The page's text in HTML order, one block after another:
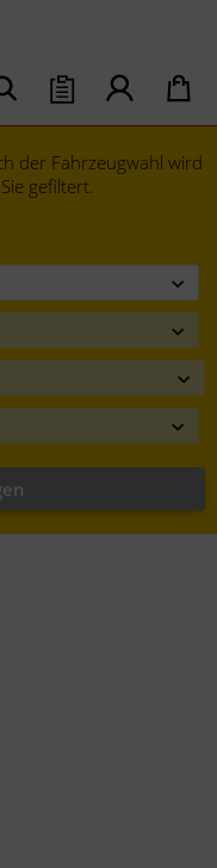
der Fahrzeugwahl wird
gefiltert.